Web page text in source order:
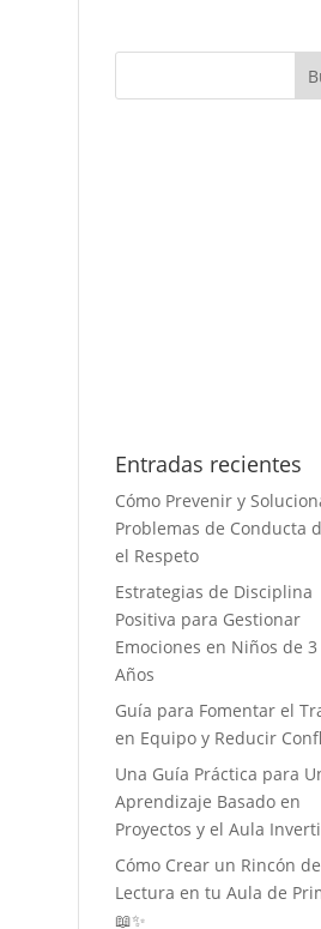
Entradas recientes
Cómo Prevenir y
Problemas de Conducta
el Respeto
Estrategias de Disciplina
Positiva para Gestionar
Emociones en Niños de 3
Años
Guía para Fomentar el
en Equipo y Reducir
Una Guía Práctica para
Aprendizaje Basado en
Proyectos y el Aula
Cómo Crear un Rincón de
Lectura en tu Aula de
📖✨